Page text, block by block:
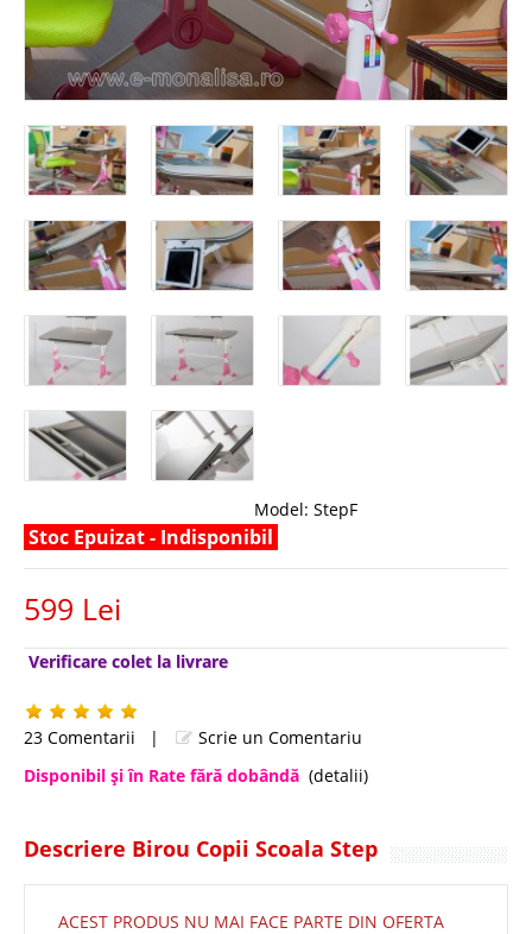
Model: StepF
Stoc Epuizat - Indisponibil
599 Lei
Verificare colet la livrare
23 Comentarii |
Scrie un Comentariu
Disponibil şi în Rate fără dobândă (detalii)
Descriere Birou Copii Scoala Step
ACEST PRODUS NU MAI FACE PARTE DIN OFERTA